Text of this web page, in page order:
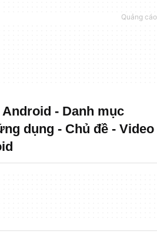
- Danh mục
dụng - Chủ đề - Video